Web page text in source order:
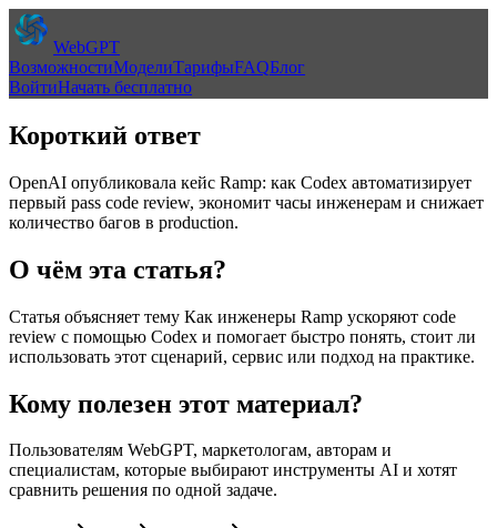
WebGPT
ВозможностиМоделиТарифыFAQБлог
ВойтиНачать бесплатно
Короткий ответ
OpenAI опубликовала кейс Ramp: как Codex автоматизирует
первый pass code review, экономит часы инженерам и снижает
количество багов в production.
О чём эта статья?
Статья объясняет тему Как инженеры Ramp ускоряют code
review с помощью Codex и помогает быстро понять, стоит ли
использовать этот сценарий, сервис или подход на практике.
Кому полезен этот материал?
Пользователям WebGPT, маркетологам, авторам и
специалистам, которые выбирают инструменты AI и хотят
сравнить решения по одной задаче.